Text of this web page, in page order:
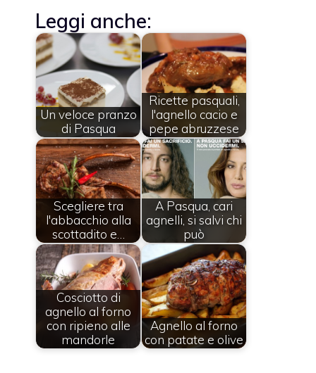
Leggi anche:
Un veloce pranzo
di Pasqua
Ricette pasquali,
l'agnello cacio e
pepe abruzzese
Scegliere tra
l'abbacchio alla
scottadito e…
A Pasqua, cari
agnelli, si salvi chi
può
Cosciotto di
agnello al forno
con ripieno alle
mandorle
Agnello al forno
con patate e olive